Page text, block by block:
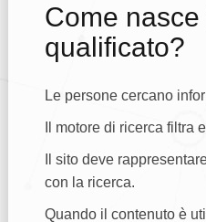
Come
qualificato?
Le persone cercano
Il motore di ricerca filtra
Il sito deve
con la ricerca.
Quando il contenuto è